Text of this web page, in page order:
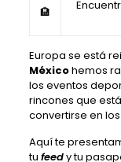
🏨
Europa se está
Méxicohemos
los eventos
rincones que
convertirse en
Aquí te
tu feedy tu